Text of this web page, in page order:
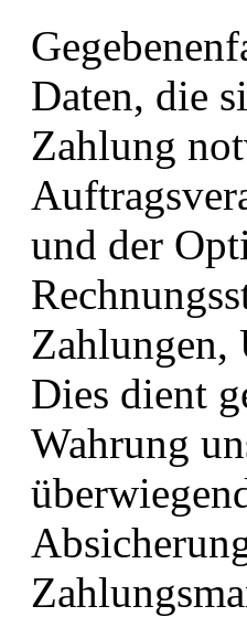
Daten, die
Zahlung
und der
Zahlungen,
Dies dient
Wahrung